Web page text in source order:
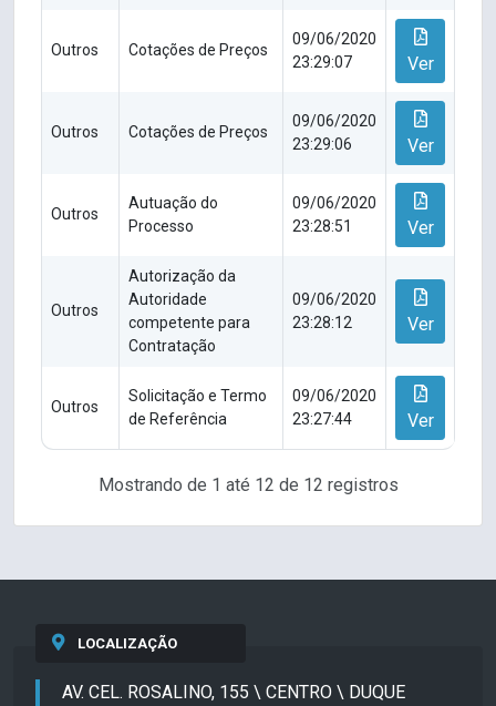
Outros Cotações de Preços
09/06/2020
23:29:07
Ver
Outros Cotações de Preços
09/06/2020
23:29:06
Ver
Outros
Autuação do
Processo
09/06/2020
23:28:51
Ver
Outros
Autorização da
Autoridade
competente para
Contratação
09/06/2020
23:28:12
Ver
Outros
Solicitação e Termo
de Referência
09/06/2020
23:27:44
Ver
Mostrando de 1 até 12 de 12 registros
LOCALIZAÇÃO
AV. CEL. ROSALINO, 155 \ CENTRO \ DUQUE